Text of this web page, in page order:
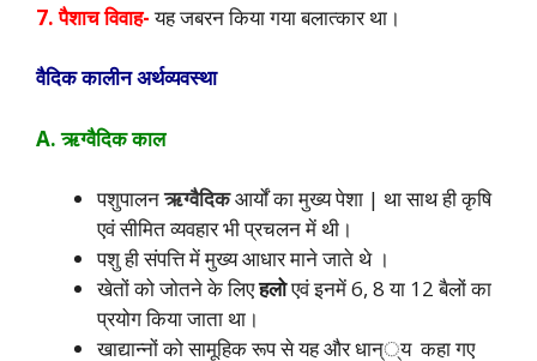
7. पैशाच विवाह- यह जबरन किया गया बलात्कार था।
वैदिक कालीन अर्थव्यवस्था
A. ऋग्वैदिक काल
पशुपालनऋग्वैदिकआर्यों का मुख्य पेशा | था साथ ही कृषि
एवं सीमित व्यवहार भी प्रचलन में थी।
पशु ही संपत्ति में मुख्य आधार माने जाते थे ।
खेतों को जोतने के लिएहलोएवं इनमें 6, 8 या 12 बैलों का
प्रयोग किया जाता था।
खाद्यान्नों को सामूहिक रूप से यह और धान््य कहा गए